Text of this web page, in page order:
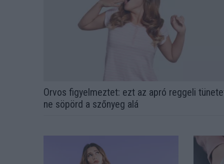
Orvos figyelmeztet: ezt az apró reggeli
ne söpörd a szőnyeg alá